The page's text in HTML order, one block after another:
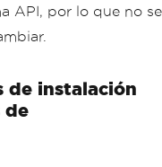
API, por lo que no se
de instalación
de